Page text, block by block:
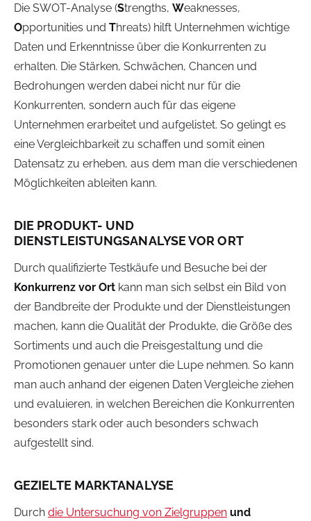
Die SWOT-Analyse (Strengths, Weaknesses,
Opportunities und Threats) hilft Unternehmen wichtige
Daten und Erkenntnisse über die Konkurrenten zu
erhalten. Die Stärken, Schwächen, Chancen und
Bedrohungen werden dabei nicht nur für die
Konkurrenten, sondern auch für das eigene
Unternehmen erarbeitet und aufgelistet. So gelingt es
eine Vergleichbarkeit zu schaffen und somit einen
Datensatz zu erheben, aus dem man die verschiedenen
Möglichkeiten ableiten kann.
DIE PRODUKT- UND
DIENSTLEISTUNGSANALYSE VOR ORT
Durch qualifizierte Testkäufe und Besuche bei der
Konkurrenz vor Ort kann man sich selbst ein Bild von
der Bandbreite der Produkte und der Dienstleistungen
machen, kann die Qualität der Produkte, die Größe des
Sortiments und auch die Preisgestaltung und die
Promotionen genauer unter die Lupe nehmen. So kann
man auch anhand der eigenen Daten Vergleiche ziehen
und evaluieren, in welchen Bereichen die Konkurrenten
besonders stark oder auch besonders schwach
aufgestellt sind.
GEZIELTE MARKTANALYSE
Durch die Untersuchung von Zielgruppen und